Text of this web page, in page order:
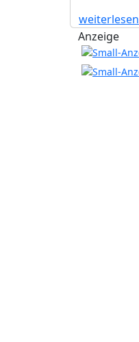
weiterlesen
Anzeige